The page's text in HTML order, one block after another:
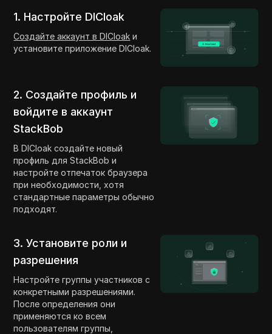
1. Настройте DICloak
Создайте аккаунт в DICloak и
установите приложение DICloak.
2. Создайте профиль и
войдите в аккаунт
StackBob
В DICloak создайте новый
профиль для StackBob и
настройте отпечаток браузера
при необходимости, хотя
стандартные параметры обычно
подходят.
3. Установите роли и
разрешения
Настройте группы участников с
конкретными разрешениями.
После определения они
применяются ко всем
пользователям группы,